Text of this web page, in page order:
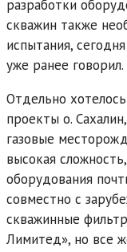
разработки
скважин также
испытания,
уже ранее говорил.
Отдельно
проекты о.
газовые
высокая
оборудования
совместно с
скважинные
Лимитед», но все